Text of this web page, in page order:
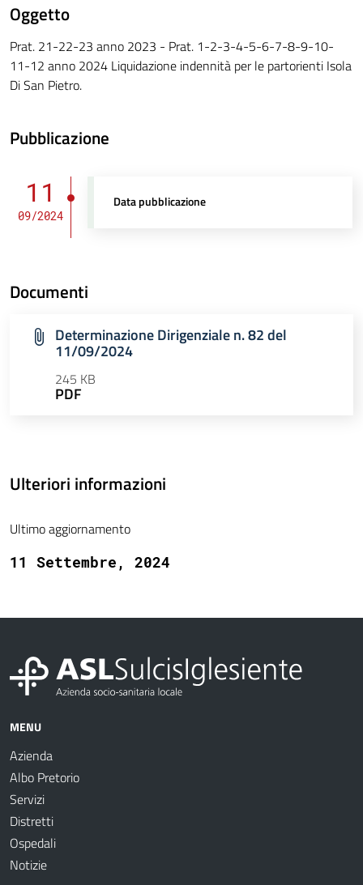
Oggetto
Prat. 21-22-23 anno 2023 - Prat. 1-2-3-4-5-6-7-8-9-10-
11-12 anno 2024 Liquidazione indennità per le partorienti Isola
Di San Pietro.
Pubblicazione
11
09/2024
Data pubblicazione
Documenti
Determinazione Dirigenziale n. 82 del
11/09/2024
245 KB
PDF
Ulteriori informazioni
Ultimo aggiornamento
11 Settembre, 2024
MENU
Azienda
Albo Pretorio
Servizi
Distretti
Ospedali
Notizie